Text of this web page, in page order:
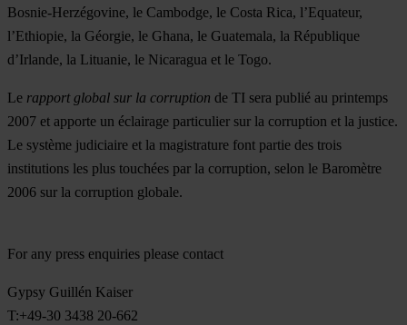
Bosnie-Herzégovine, le Cambodge, le Costa Rica, l’Equateur,
l’Ethiopie, la Géorgie, le Ghana, le Guatemala, la République
d’Irlande, la Lituanie, le Nicaragua et le Togo.
Le rapport global sur la corruption de TI sera publié au printemps
2007 et apporte un éclairage particulier sur la corruption et la justice.
Le système judiciaire et la magistrature font partie des trois
institutions les plus touchées par la corruption, selon le Baromètre
2006 sur la corruption globale.
For any press enquiries please contact
Gypsy Guillén Kaiser
T:+49-30 3438 20-662